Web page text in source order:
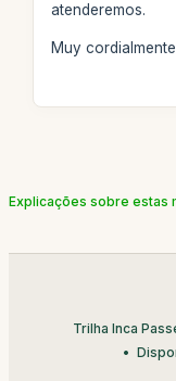
atenderemos.
Muy cordialmente,
Explicações sobre estas
Trilha Inca